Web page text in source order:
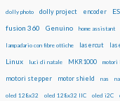
dolly photo dolly project encoder
fusion 360 Genuino home assistant
lampadario con fibre ottiche lasercut
Linux luci di natale MKR1000 motori
motori stepper motor shield nas
oled 128x32 oled 128x32 IIC oled i2C